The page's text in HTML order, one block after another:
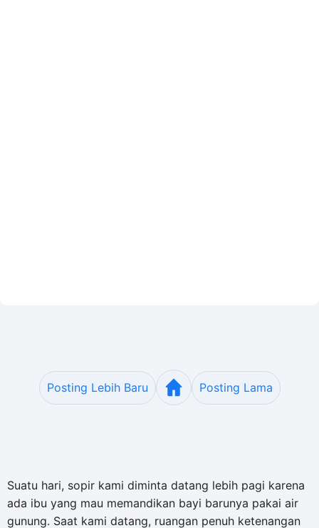
Posting Lebih Baru Posting Lama
Suatu hari, sopir kami diminta datang lebih pagi karena
ada ibu yang mau memandikan bayi barunya pakai air
gunung. Saat kami datang, ruangan penuh ketenangan